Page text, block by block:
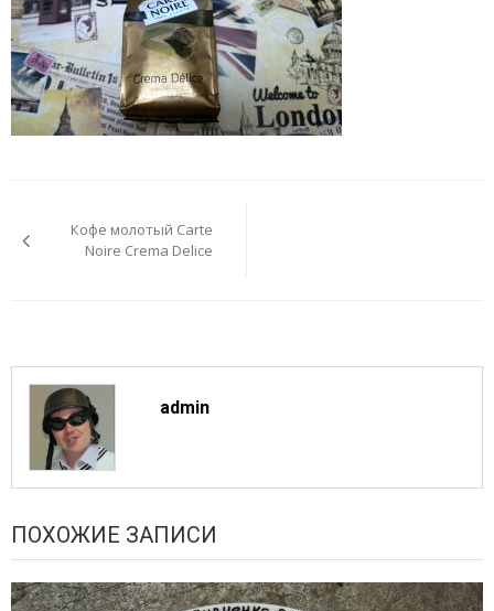
записямКофе молотый Carte
Noire Crema Delice
admin
ПОХОЖИЕ ЗАПИСИ